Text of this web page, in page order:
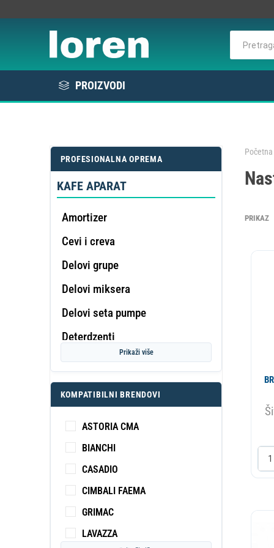
PROIZVODI
Bela tehnika
Elektro / Potrošni materijal
Profesionalna oprema
PROFESIONALNA OPREMA
KAFE APARAT
Amortizer
Cevi i creva
Delovi grupe
Delovi miksera
Delovi seta pumpe
Deterdzenti
Dihtung
Displej
Dizna
Dizna
Dozator
Dugme
Elektromotor
Prikaži više
KOMPATIBILNI BRENDOVI
ASTORIA CMA
BIANCHI
CASADIO
CIMBALI FAEMA
GRIMAC
LAVAZZA
PRIKAZ